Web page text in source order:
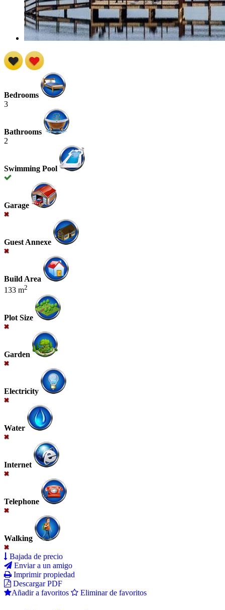
Bedrooms
3
Bathrooms
2
Swimming Pool
Garage
Guest Annexe
Build Area
133 m2
Plot Size
Garden
Electricity
Water
Internet
Telephone
Walking
Bajada de precio
Enviar a un amigo
Imprimir propiedad
Descargar PDF
Añadir a favoritos
Eliminar de favoritos